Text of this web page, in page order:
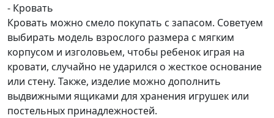
- Кровать
Кровать можно смело покупать с запасом. Советуем
выбирать модель взрослого размера с мягким
корпусом и изголовьем, чтобы ребенок играя на
кровати, случайно не ударился о жесткое основание
или стену. Также, изделие можно дополнить
выдвижными ящиками для хранения игрушек или
постельных принадлежностей.